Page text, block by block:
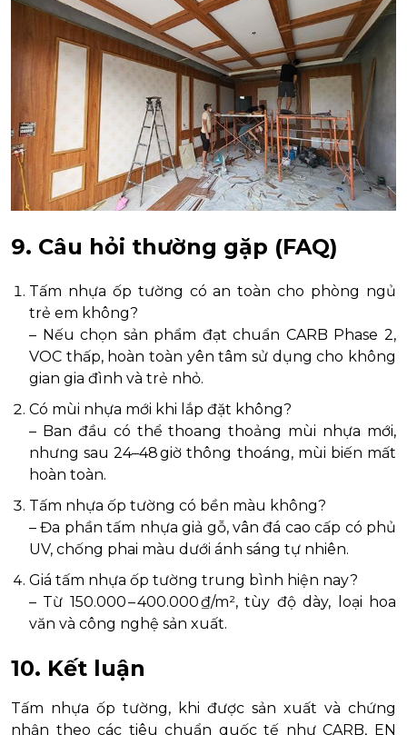
9. Câu hỏi thường gặp (FAQ)
Tấm nhựa ốp tường có an toàn cho phòng ngủ
trẻ em không?
– Nếu chọn sản phẩm đạt chuẩn CARB Phase 2,
VOC thấp, hoàn toàn yên tâm sử dụng cho không
gian gia đình và trẻ nhỏ.
Có mùi nhựa mới khi lắp đặt không?
– Ban đầu có thể thoang thoảng mùi nhựa mới,
nhưng sau 24–48 giờ thông thoáng, mùi biến mất
hoàn toàn.
Tấm nhựa ốp tường có bền màu không?
– Đa phần tấm nhựa giả gỗ, vân đá cao cấp có phủ
UV, chống phai màu dưới ánh sáng tự nhiên.
Giá tấm nhựa ốp tường trung bình hiện nay?
– Từ 150.000 – 400.000 ₫/m², tùy độ dày, loại hoa
văn và công nghệ sản xuất.
10. Kết luận
Tấm nhựa ốp tường, khi được sản xuất và chứng
nhận theo các tiêu chuẩn quốc tế như CARB, EN